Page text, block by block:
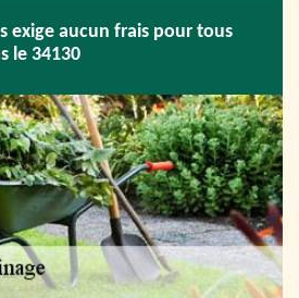
exige aucun frais pour tous
le 34130